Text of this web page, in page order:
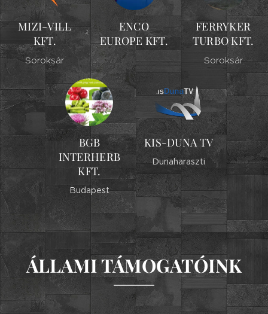
MIZI-VILL
KFT.
Soroksár
ENCO
EUROPE KFT.
FERRYKER
TURBO KFT.
Soroksár
BGB
INTERHERB
KFT.
Budapest
KIS-DUNA TV
Dunaharaszti
ÁLLAMI TÁMOGATÓINK